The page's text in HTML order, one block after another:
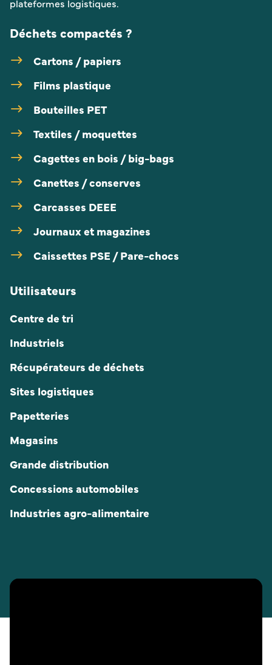
plateformes logistiques.
Déchets compactés ?
Cartons / papiers
Films plastique
Bouteilles PET
Textiles / moquettes
Cagettes en bois / big-bags
Canettes / conserves
Carcasses DEEE
Journaux et magazines
Caissettes PSE / Pare-chocs
Utilisateurs
Centre de tri
Industriels
Récupérateurs de déchets
Sites logistiques
Papetteries
Magasins
Grande distribution
Concessions automobiles
Industries agro-alimentaire